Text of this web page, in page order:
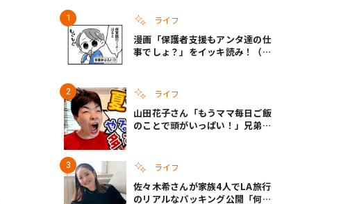
#共働き夫婦 #産休 #育休
ライフ
漫画「保護者支援もアンタ達の仕
事でしょ？」をイッキ読み！（右
ライフ
山田花子さん「もうママ毎日ご飯
のことで頭がいっぱい！」兄弟夏
ライフ
佐々木希さんが家族4人でLA旅行
のリアルなパッキング公開「何が